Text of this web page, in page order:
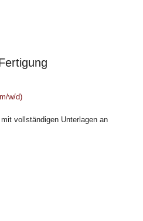
w/d)
vollständigen Unterlagen an